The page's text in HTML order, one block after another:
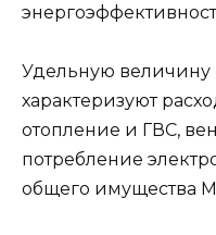
Удельную величину
характеризуют
отопление и ГВС,
потребление
общего имущества